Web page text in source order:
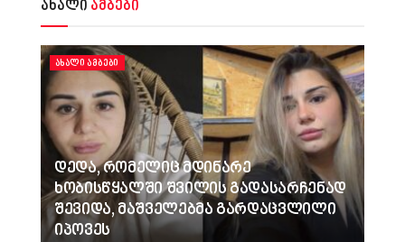
ახალი ამბები
ᲐᲮᲐᲚᲘ ᲐᲛᲑᲔᲑᲘ
დედა, რომელიც მდინარე
ხობისწყალში შვილის გადასარჩენად
შევიდა, მაშველებმა გარდაცვლილი
იპოვეს